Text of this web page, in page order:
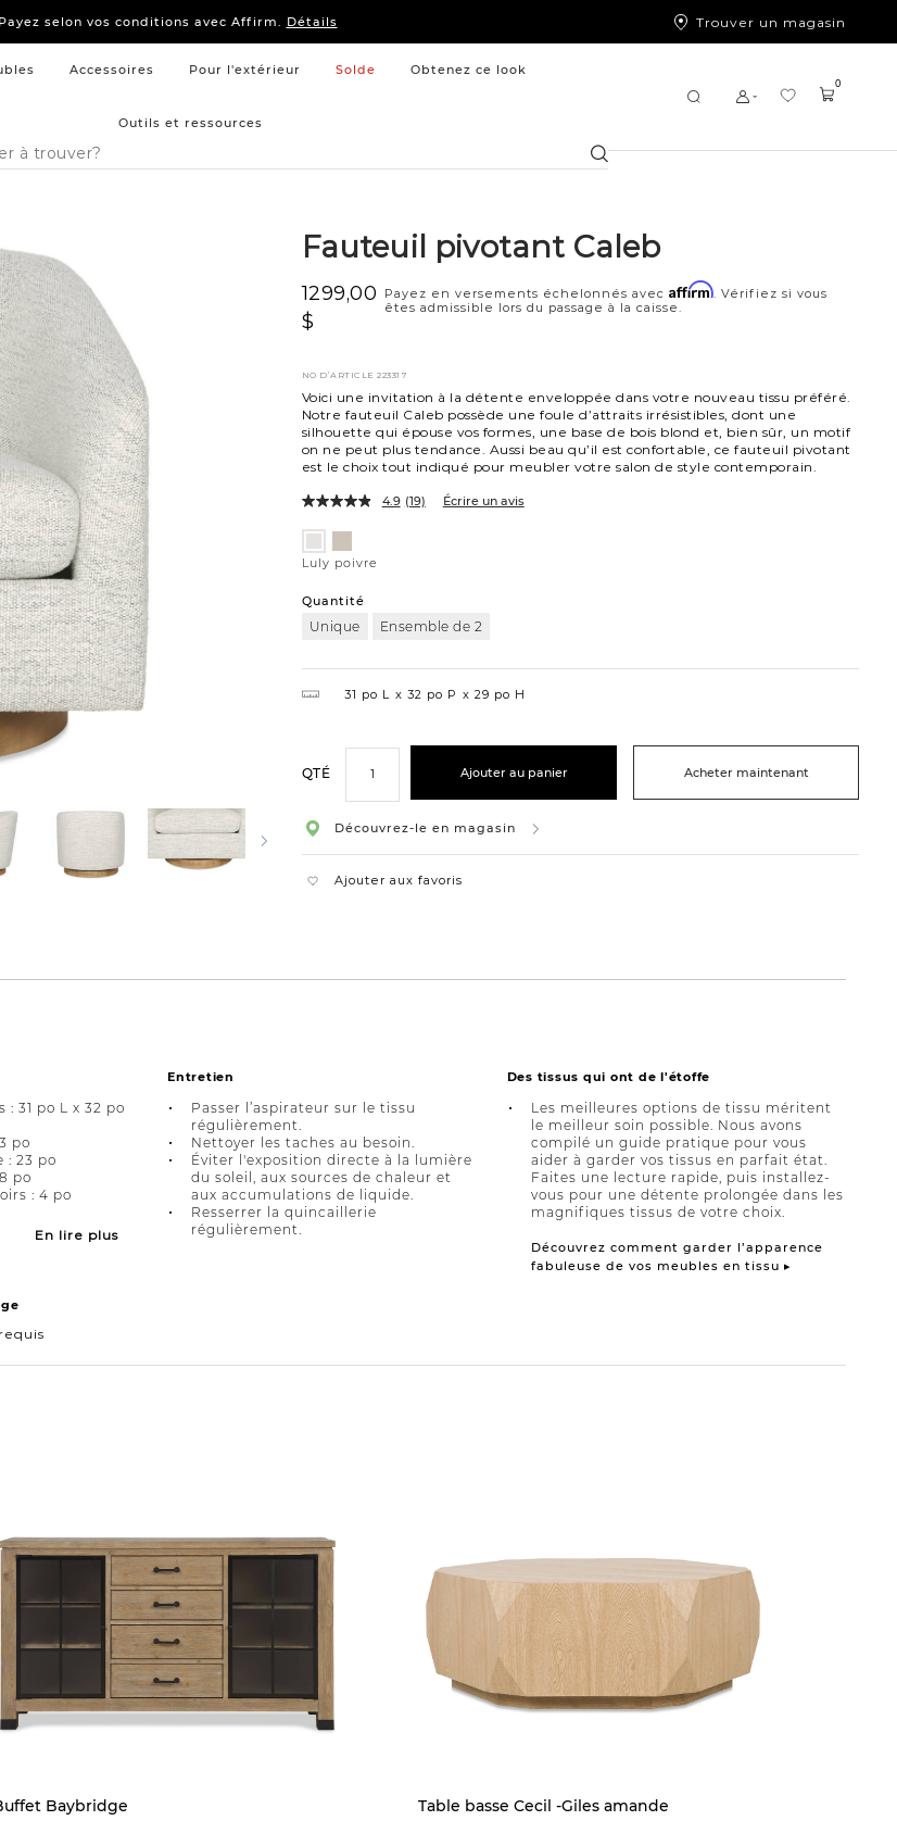
Payez selon vos conditions avec Affirm. Détails
% –Literieetmobilier de chambre à coucher
selon vos conditions avec Affirm. Détails
Trouver un magasin
Accessoires Pour l'extérieur Solde Obtenez ce look
Outils et ressources
Chercher
0
Fauteuil pivotant Caleb
1299,00
$
Payez en versements échelonnés avecAffirm. Vérifiez si vous
êtes admissible lors du passage à la caisse.
NO D’ARTICLE 223317
Voici une invitation à la détente enveloppée dans votre nouveau tissu préféré.
Notre fauteuil Caleb possède une foule d’attraits irrésistibles, dont une
silhouette qui épouse vos formes, une base de bois blond et, bien sûr, un motif
on ne peut plus tendance. Aussi beau qu’il est confortable, ce fauteuil pivotant
est le choix tout indiqué pour meubler votre salon de style contemporain.
4.9 (19) Écrire un avis
Variations
poivretaupe
Luly poivre
Quantité
Unique Ensemble de 2
31 po L 32 po P 29 po H
QTÉ Ajouter au panier Acheter maintenant
Découvrez-le en magasin
Ajouter aux favoris
31 po L x 32 po
po
: 23 po
po
: 4 po
En lire plus
Entretien
Passer l’aspirateur sur le tissu
régulièrement.
Nettoyer les taches au besoin.
Éviter l'exposition directe à la lumière
du soleil, aux sources de chaleur et
aux accumulations de liquide.
Resserrer la quincaillerie
régulièrement.
Des tissus qui ont de l'étoffe
Les meilleures options de tissu méritent
le meilleur soin possible. Nous avons
compilé un guide pratique pour vous
aider à garder vos tissus en parfait état.
Faites une lecture rapide, puis installez-
vous pour une détente prolongée dans les
magnifiques tissus de votre choix.
Découvrez comment garder l’apparence
fabuleuse de vos meubles en tissu ▸
Baybridge Table basse Cecil -Giles amande